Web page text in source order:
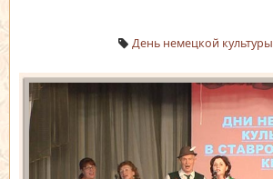
День немецкой культуры